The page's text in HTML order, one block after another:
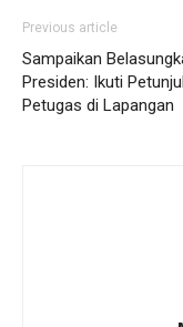
Previous article
Sampaikan
Presiden: Ikuti
Petugas di Lapangan